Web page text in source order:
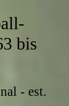
bis
- est.